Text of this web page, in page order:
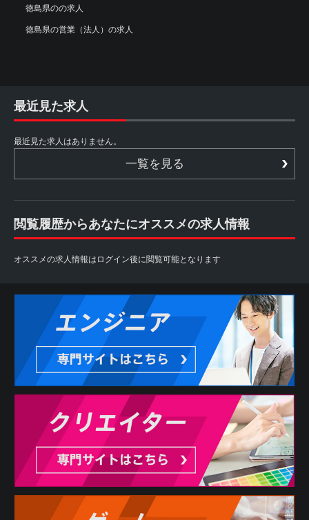
徳島県のの求人
徳島県の営業（法人）の求人
最近見た求人
最近見た求人はありません。
一覧を見る
閲覧履歴からあなたにオススメの求人情報
オススメの求人情報はログイン後に閲覧可能となります